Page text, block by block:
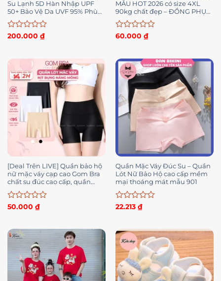
Su Lạnh 5D Hàn Nhập UPF
50+ Bảo Vệ Da UVF 95% Phù
Hợp Nam Nữ Chất Liệu
Polyester Cao Cấp Ngăn
Được
0
sao
200.000 ₫
MẪU HOT 2026 có size 4XL
90kg chất đẹp – ĐỒNG PHỤC
ANH NGA
Được
0
sao
60.000 ₫
[Deal Trên LIVE] Quần bảo hộ
nữ mặc váy cạp cao Gom Bra
chất su đúc cao cấp, quần
mặc trong váy không viền –
JLD-8204
Được
0
5
50.000 ₫
Quần Mặc Váy Đúc Su – Quần
Lót Nữ Bảo Hộ cao cấp mềm
mại thoáng mát mẫu 901
Được
0
5
sao
22.213 ₫